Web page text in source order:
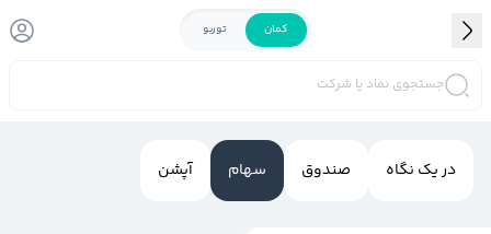
کمان توربو
جستجوی نماد یا شرکت
در یک نگاه صندوق سهام آپشن